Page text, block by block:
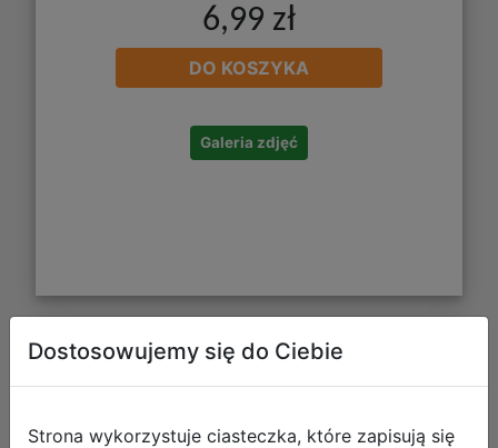
6,99 zł
DO KOSZYKA
Galeria zdjęć
Starpak Pastele Suche 12 Kolorów
Dostosowujemy się do Ciebie
Strona wykorzystuje ciasteczka, które zapisują się